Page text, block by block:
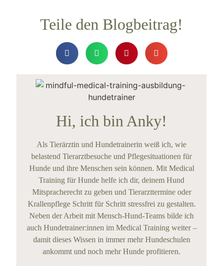
Teile den Blogbeitrag!
Hi, ich bin Anky!
Als Tierärztin und Hundetrainerin weiß ich, wie
belastend Tierarztbesuche und Pflegesituationen für
Hunde und ihre Menschen sein können. Mit Medical
Training für Hunde helfe ich dir, deinem Hund
Mitspracherecht zu geben und Tierarzttermine oder
Krallenpflege Schritt für Schritt stressfrei zu gestalten.
Neben der Arbeit mit Mensch-Hund-Teams bilde ich
auch Hundetrainer:innen im Medical Training weiter –
damit dieses Wissen in immer mehr Hundeschulen
ankommt und noch mehr Hunde profitieren.